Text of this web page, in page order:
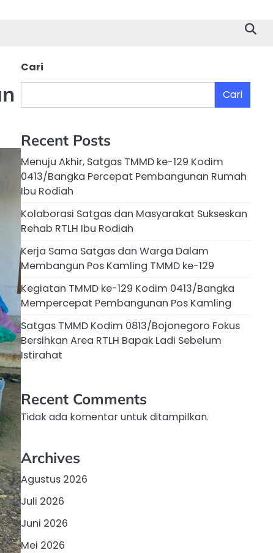
Cari
Cari
Recent Posts
Menuju Akhir, Satgas TMMD ke-129 Kodim
0413/Bangka Percepat Pembangunan Rumah
Ibu Rodiah
Kolaborasi Satgas dan Masyarakat Sukseskan
Rehab RTLH Ibu Rodiah
Kerja Sama Satgas dan Warga Dalam
Membangun Pos Kamling TMMD ke-129
Kegiatan TMMD ke-129 Kodim 0413/Bangka
Mempercepat Pembangunan Pos Kamling
Satgas TMMD Kodim 0813/Bojonegoro Fokus
Bersihkan Area RTLH Bapak Ladi Sebelum
Istirahat
Recent Comments
Tidak ada komentar untuk ditampilkan.
Archives
Agustus 2026
Juli 2026
Juni 2026
Mei 2026